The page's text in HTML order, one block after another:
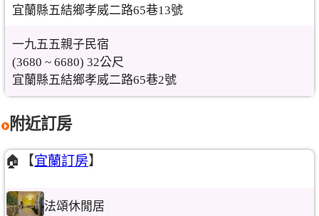
宜蘭縣五結鄉孝威二路65巷13號
一九五五親子民宿
(3680 ~ 6680) 32公尺
宜蘭縣五結鄉孝威二路65巷2號
附近訂房
🏠【宜蘭訂房】
法頌休閒居